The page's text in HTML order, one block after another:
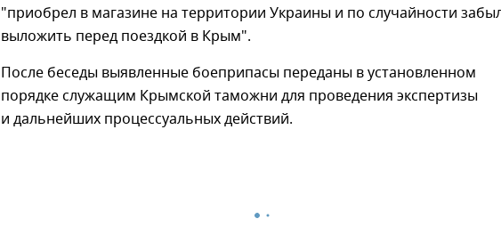
"приобрел в магазине на территории Украины и по случайности
выложить перед поездкой в Крым".
После беседы выявленные боеприпасы переданы в установленном
порядке служащим Крымской таможни для проведения экспертизы
и дальнейших процессуальных действий.